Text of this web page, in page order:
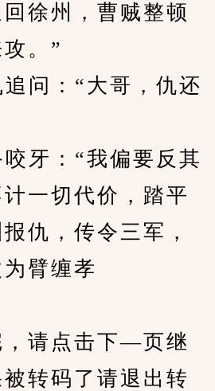
徐州，曹贼整顿
。”
问：“大哥，仇还
牙：“我偏要反其
一切代价，踏平
仇，传令三军，
臂缠孝
请点击下—页继
转码了请退出转